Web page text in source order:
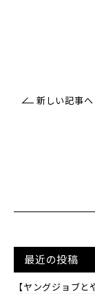
新しい記事へ
最近の投稿
【ヤングジョブ